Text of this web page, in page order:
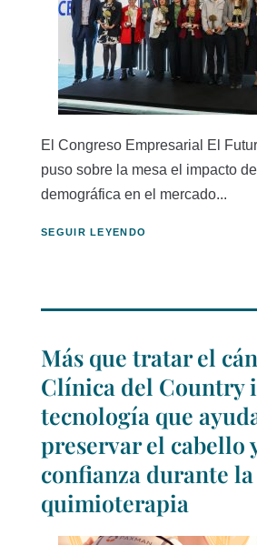
El Congreso Empresarial El
puso sobre la mesa el impacto
demográfica en el mercado...
SEGUIR LEYENDO
Más que tratar el
Clínica del Country
tecnología que
preservar el cabello
confianza durante la
quimioterapia